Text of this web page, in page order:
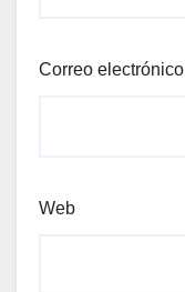
Correo electrónico
Web